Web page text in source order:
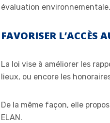
évaluation environnementale.
FAVORISER L’ACCÈS
La loi vise à améliorer les
lieux, ou encore les
De la même façon, elle
ELAN.